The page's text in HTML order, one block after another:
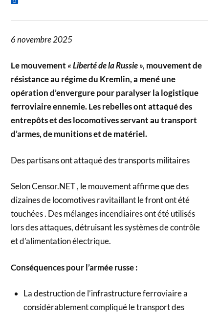
6 novembre 2025
Le mouvement « Liberté de la Russie », mouvement de
résistance au régime du Kremlin, a mené une
opération d’envergure pour paralyser la logistique
ferroviaire ennemie. Les rebelles ont attaqué des
entrepôts et des locomotives servant au transport
d’armes, de munitions et de matériel.
Des partisans ont attaqué des transports militaires
Selon Censor.NET , le mouvement affirme que des
dizaines de locomotives ravitaillant le front ont été
touchées . Des mélanges incendiaires ont été utilisés
lors des attaques, détruisant les systèmes de contrôle
et d’alimentation électrique.
Conséquences pour l’armée russe :
La destruction de l’infrastructure ferroviaire a
considérablement compliqué le transport des